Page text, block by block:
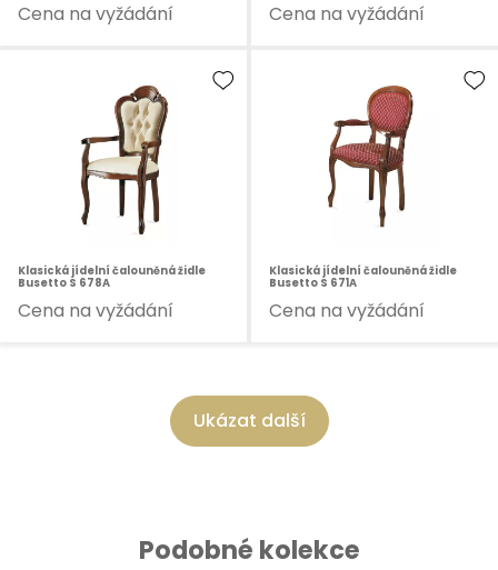
Cena na vyžádání Cena na vyžádání
Klasická jídelní čalouněná židle
Busetto S 678A
Cena na vyžádání
Klasická jídelní čalouněná židle
Busetto S 671A
Cena na vyžádání
Ukázat další
Podobné kolekce